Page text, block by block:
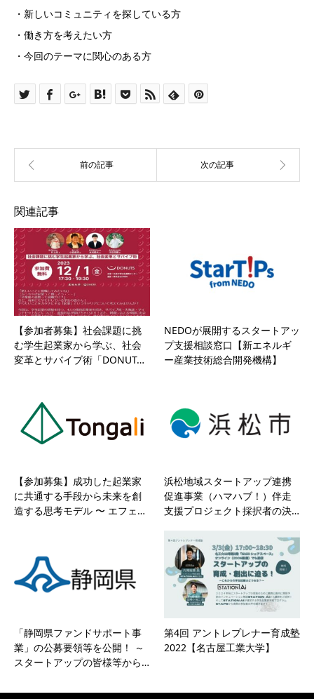
・新しいコミュニティを探している方
・働き方を考えたい方
・今回のテーマに関心のある方
関連記事
【参加者募集】社会課題に挑
む学生起業家から学ぶ、社会
変革とサバイブ術「DONUT…
NEDOが展開するスタートアッ
プ支援相談窓口【新エネルギ
ー産業技術総合開発機構】
【参加募集】成功した起業家
に共通する手段から未来を創
造する思考モデル 〜 エフェ…
浜松地域スタートアップ連携
促進事業（ハマハブ！）伴走
支援プロジェクト採択者の決…
「静岡県ファンドサポート事
業」の公募要領等を公開！ ～
スタートアップの皆様等から…
第4回 アントレプレナー育成塾
2022【名古屋工業大学】